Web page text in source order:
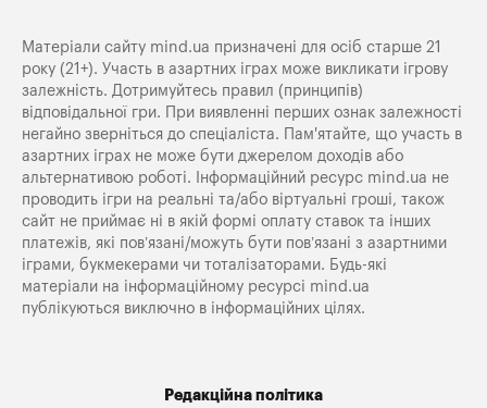
Матеріали сайту mind.ua призначені для осіб старше 21
року (21+). Участь в азартних іграх може викликати ігрову
залежність. Дотримуйтесь правил (принципів)
відповідальної гри. При виявленні перших ознак залежності
негайно зверніться до спеціаліста. Пам'ятайте, що участь в
азартних іграх не може бути джерелом доходів або
альтернативою роботі. Інформаційний ресурс mind.ua не
проводить ігри на реальні та/або віртуальні гроші, також
сайт не приймає ні в якій формі оплату ставок та інших
платежів, які пов’язані/можуть бути пов’язані з азартними
іграми, букмекерами чи тоталізаторами. Будь-які
матеріали на інформаційному ресурсі mind.ua
публікуються виключно в інформаційних цілях.
Редакційна політика